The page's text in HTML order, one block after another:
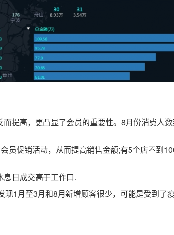
提高，更凸显了会员的重要性。8月份消费人数
促销活动，从而提高销售金额;有5个店不到
日成交高于工作口.
1月至3月和8月新增顾客很少，可能是受到了